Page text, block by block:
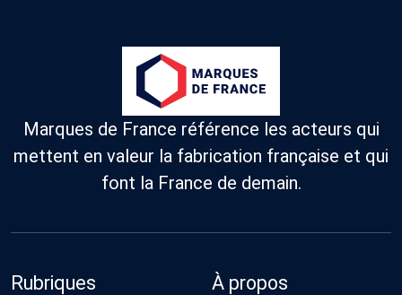
Marques de France référence les acteurs qui
mettent en valeur la fabrication française et qui
font la France de demain.
Rubriques À propos